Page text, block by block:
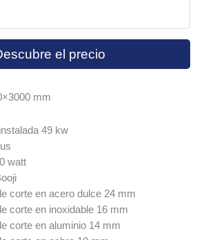
el precio
mm
49 kw
watt
corte en acero dulce 24 mm
corte en inoxidable 16 mm
corte en aluminio 14 mm